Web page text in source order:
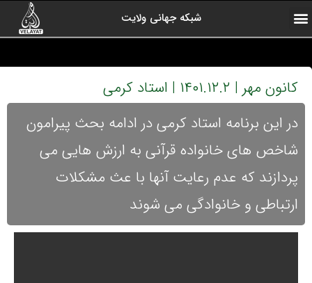
شبکه جهانی ولایت
کانون مهر | ۱۴۰۱.۱۲.۲ | استاد کرمی
در این برنامه استاد کرمی در ادامه بحث پیرامون
شاخص های خانواده قرآنی به ارزش هایی می
پردازند که عدم رعایت آنها با عث مشکلات
ارتباطی و خانوادگی می شوند